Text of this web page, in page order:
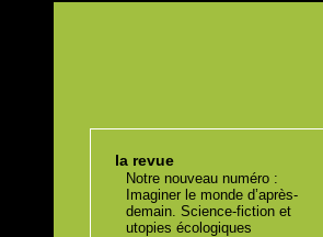
la revue
Notre nouveau numéro :
Imaginer le monde d’après-
demain. Science-fiction et
utopies écologiques